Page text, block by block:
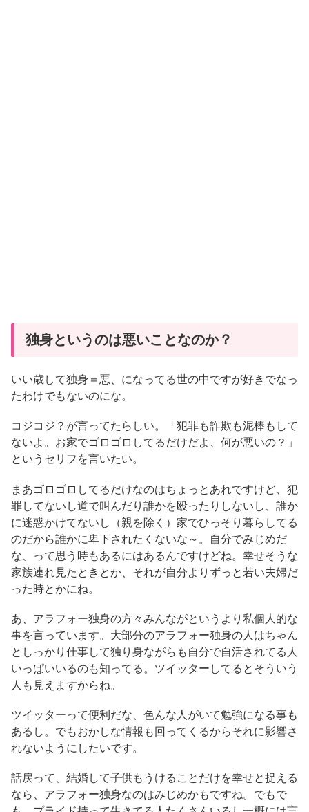
独身というのは悪いことなのか？
いい歳して独身＝悪、になってる世の中ですが好きでなっ
たわけでもないのにな。
コジコジ？が言ってたらしい。「犯罪も詐欺も泥棒もして
ないよ。お家でゴロゴロしてるだけだよ、何が悪いの？」
というセリフを言いたい。
まあゴロゴロしてるだけなのはちょっとあれですけど、犯
罪してないし道で叫んだり誰かを殴ったりしないし、誰か
に迷惑かけてないし（親を除く）家でひっそり暮らしてる
のだから誰かに卑下されたくないな～。自分でみじめだ
な、って思う時もあるにはあるんですけどね。幸せそうな
家族連れ見たときとか、それが自分よりずっと若い夫婦だ
った時とかにね。
あ、アラフォー独身の方々みんながというより私個人的な
事を言っています。大部分のアラフォー独身の人はちゃん
としっかり仕事して独り身ながらも自分で自活されてる人
いっぱいいるのも知ってる。ツイッターしてるとそういう
人も見えますからね。
ツイッターって便利だな、色んな人がいて勉強になる事も
あるし。でもおかしな情報も回ってくるからそれに影響さ
れないようにしたいです。
話戻って、結婚して子供もうけることだけを幸せと捉える
なら、アラフォー独身なのはみじめかもですね。でもで